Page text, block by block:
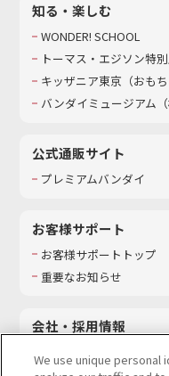
知る・楽しむ
WONDER! SCHOOL
トーマス・エジソン特
キッザニア東京（おも
バンダイミュージアム（
公式通販サイト
プレミアムバンダイ
お客様サポート
お客様サポートトップ
重要なお知らせ
会社・採用情報
We use unique